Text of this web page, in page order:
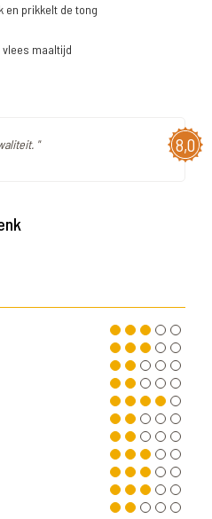
en prikkelt de tong
vlees maaltijd
8,0
"